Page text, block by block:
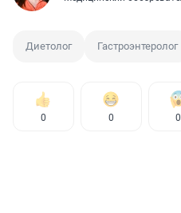
Диетолог Гастроэнтеролог
0 0 0